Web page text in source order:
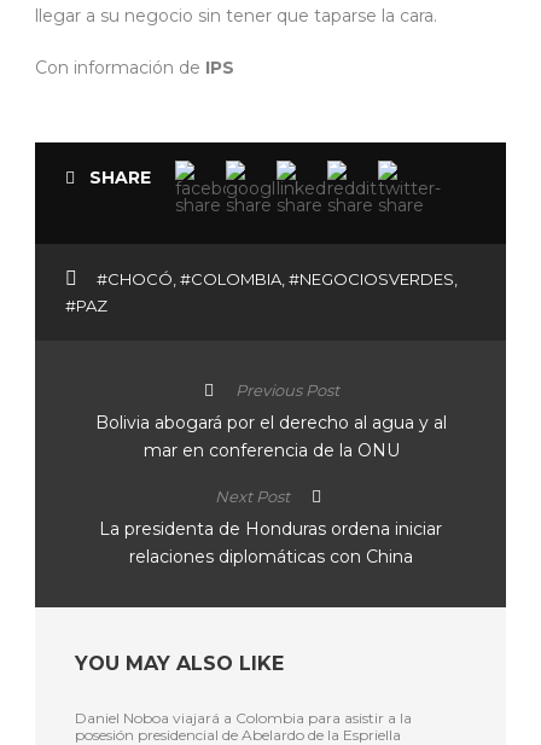
llegar a su negocio sin tener que taparse la cara.
Con información de IPS
SHARE
#CHOCÓ #COLOMBIA #NEGOCIOSVERDES
#PAZ
Previous Post
Bolivia abogará por el derecho al agua y al
mar en conferencia de la ONU
Next Post
La presidenta de Honduras ordena iniciar
relaciones diplomáticas con China
YOU MAY ALSO LIKE
Daniel Noboa viajará a Colombia para asistir a la
posesión presidencial de Abelardo de la Espriella